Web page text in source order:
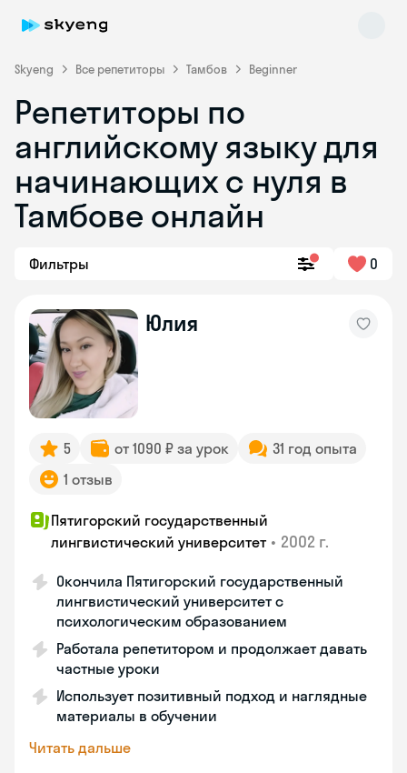
Skyeng Все репетиторы Тамбов Beginner
Репетиторы по
английскому языку для
начинающих с нуля в
Тамбове онлайн
Фильтры 0
Юлия
5 от 1090 ₽ за урок
31 год опыта
1 отзыв
Пятигорский государственный
лингвистический университет • 2002 г.
Окончила Пятигорский государственный
лингвистический университет с
психологическим образованием
Работала репетитором и продолжает давать
частные уроки
Использует позитивный подход и наглядные
материалы в обучении
Читать дальше